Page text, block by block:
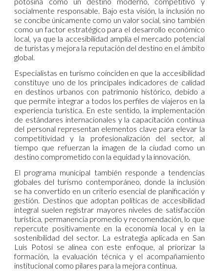
socialmente responsable. Bajo esta visión, la inclusión no
se concibe únicamente como un valor social, sino también
como un factor estratégico para el desarrollo económico
local, ya que la accesibilidad amplía el mercado potencial
de turistas y mejora la reputación del destino en el ámbito
global.
Especialistas en turismo coinciden en que la accesibilidad
constituye uno de los principales indicadores de calidad
en destinos urbanos con patrimonio histórico, debido a
que permite integrar a todos los perfiles de viajeros en la
experiencia turística. En este sentido, la implementación
de estándares internacionales y la capacitación continua
del personal representan elementos clave para elevar la
competitividad y la profesionalización del sector, al
tiempo que refuerzan la imagen de la ciudad como un
destino comprometido con la equidad y la innovación.
El programa municipal también responde a tendencias
globales del turismo contemporáneo, donde la inclusión
se ha convertido en un criterio esencial de planificación y
gestión. Destinos que adoptan políticas de accesibilidad
integral suelen registrar mayores niveles de satisfacción
turística, permanencia promedio y recomendación, lo que
repercute positivamente en la economía local y en la
sostenibilidad del sector. La estrategia aplicada en San
Luis Potosí se alinea con este enfoque, al priorizar la
formación, la evaluación técnica y el acompañamiento
institucional como pilares para la mejora continua.